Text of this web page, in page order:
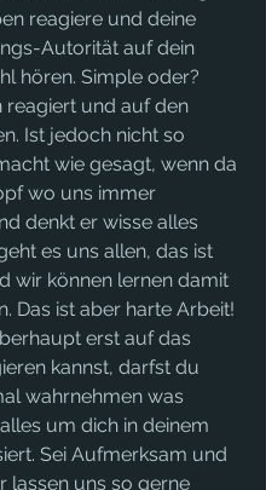
reagiere und deine
Autorität auf dein
hören. Simple oder?
reagiert und auf den
Ist jedoch nicht so
wie gesagt, wenn da
wo uns immer
denkt er wisse alles
es uns allen, das ist
wir können lernen damit
Das ist aber harte Arbeit!
erst auf das
kannst, darfst du
wahrnehmen was
um dich in deinem
Sei Aufmerksam und
lassen uns so gerne